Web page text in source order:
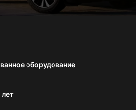
оборудование
лет